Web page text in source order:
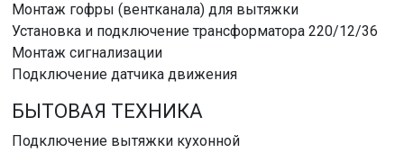
Монтаж гофры (вентканала) для вытяжки
Установка и подключение трансформатора 220/12/36
Монтаж сигнализации
Подключение датчика движения
БЫТОВАЯ ТЕХНИКА
Подключение вытяжки кухонной